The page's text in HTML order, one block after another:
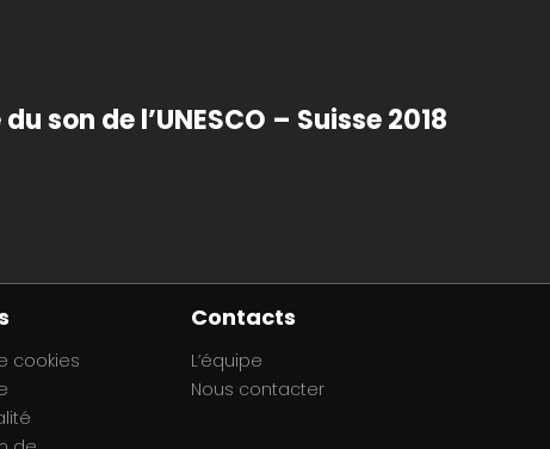
son de l’UNESCO – Suisse 2018
cookies
Contacts
L’équipe
Nous contacter